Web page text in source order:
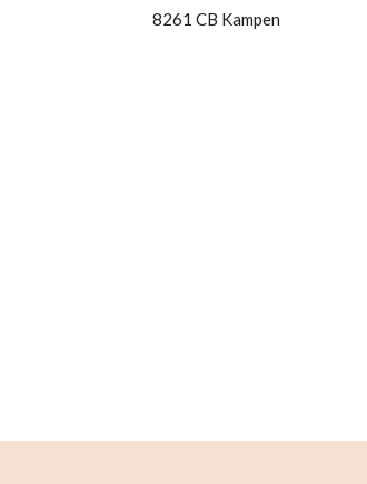
8261 CB Kampen